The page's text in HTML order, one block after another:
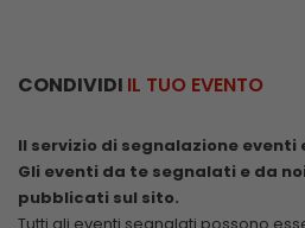
CONDIVIDI IL TUO EVENTO
Il servizio di segnalazione
Gli eventi da te segnalati e da
pubblicati sul sito.